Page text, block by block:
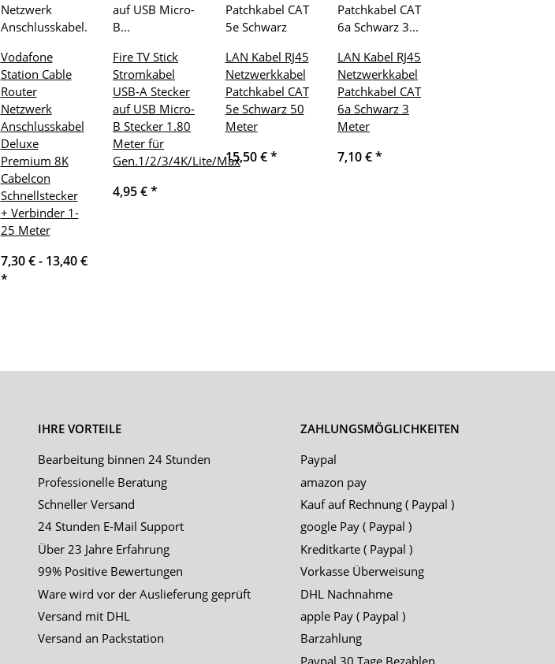
Vodafone
Station Cable
Router
Netzwerk
Anschlusskabel
Deluxe
Premium 8K
Cabelcon
Schnellstecker
+ Verbinder 1-
25 Meter
7,30 € - 13,40 €
*
Fire TV Stick
Stromkabel
USB-A Stecker
auf USB Micro-
B Stecker 1.80
Meter für
Gen.1/2/3/4K/Lite/Max
4,95 €*
LAN Kabel RJ45
Netzwerkkabel
Patchkabel CAT
5e Schwarz 50
Meter
15,50 €*
LAN Kabel RJ45
Netzwerkkabel
Patchkabel CAT
6a Schwarz 3
Meter
7,10 €*
IHRE VORTEILE
Bearbeitung binnen 24 Stunden
Professionelle Beratung
Schneller Versand
24 Stunden E-Mail Support
Über 23 Jahre Erfahrung
99% Positive Bewertungen
Ware wird vor der Auslieferung geprüft
Versand mit DHL
Versand an Packstation
ZAHLUNGSMÖGLICHKEITEN
Paypal
amazon pay
Kauf auf Rechnung ( Paypal )
google Pay ( Paypal )
Kreditkarte ( Paypal )
Vorkasse Überweisung
DHL Nachnahme
apple Pay ( Paypal )
Barzahlung
Paypal 30 Tage Bezahlen